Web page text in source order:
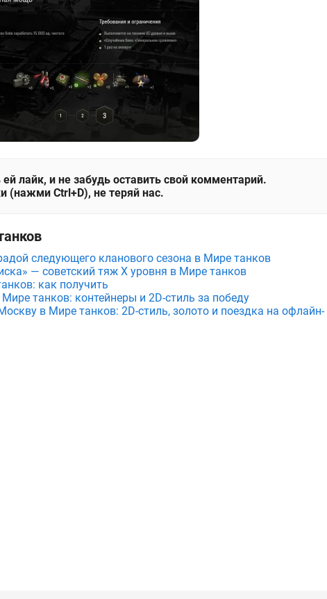
лайк, и не забудь оставить свой комментарий.
(нажми Ctrl+D), не теряй нас.
следующего кланового сезона в Мире танков
— советский тяж X уровня в Мире танков
как получить
танков: контейнеры и 2D-стиль за победу
в Мире танков: 2D-стиль, золото и поездка на офлайн-